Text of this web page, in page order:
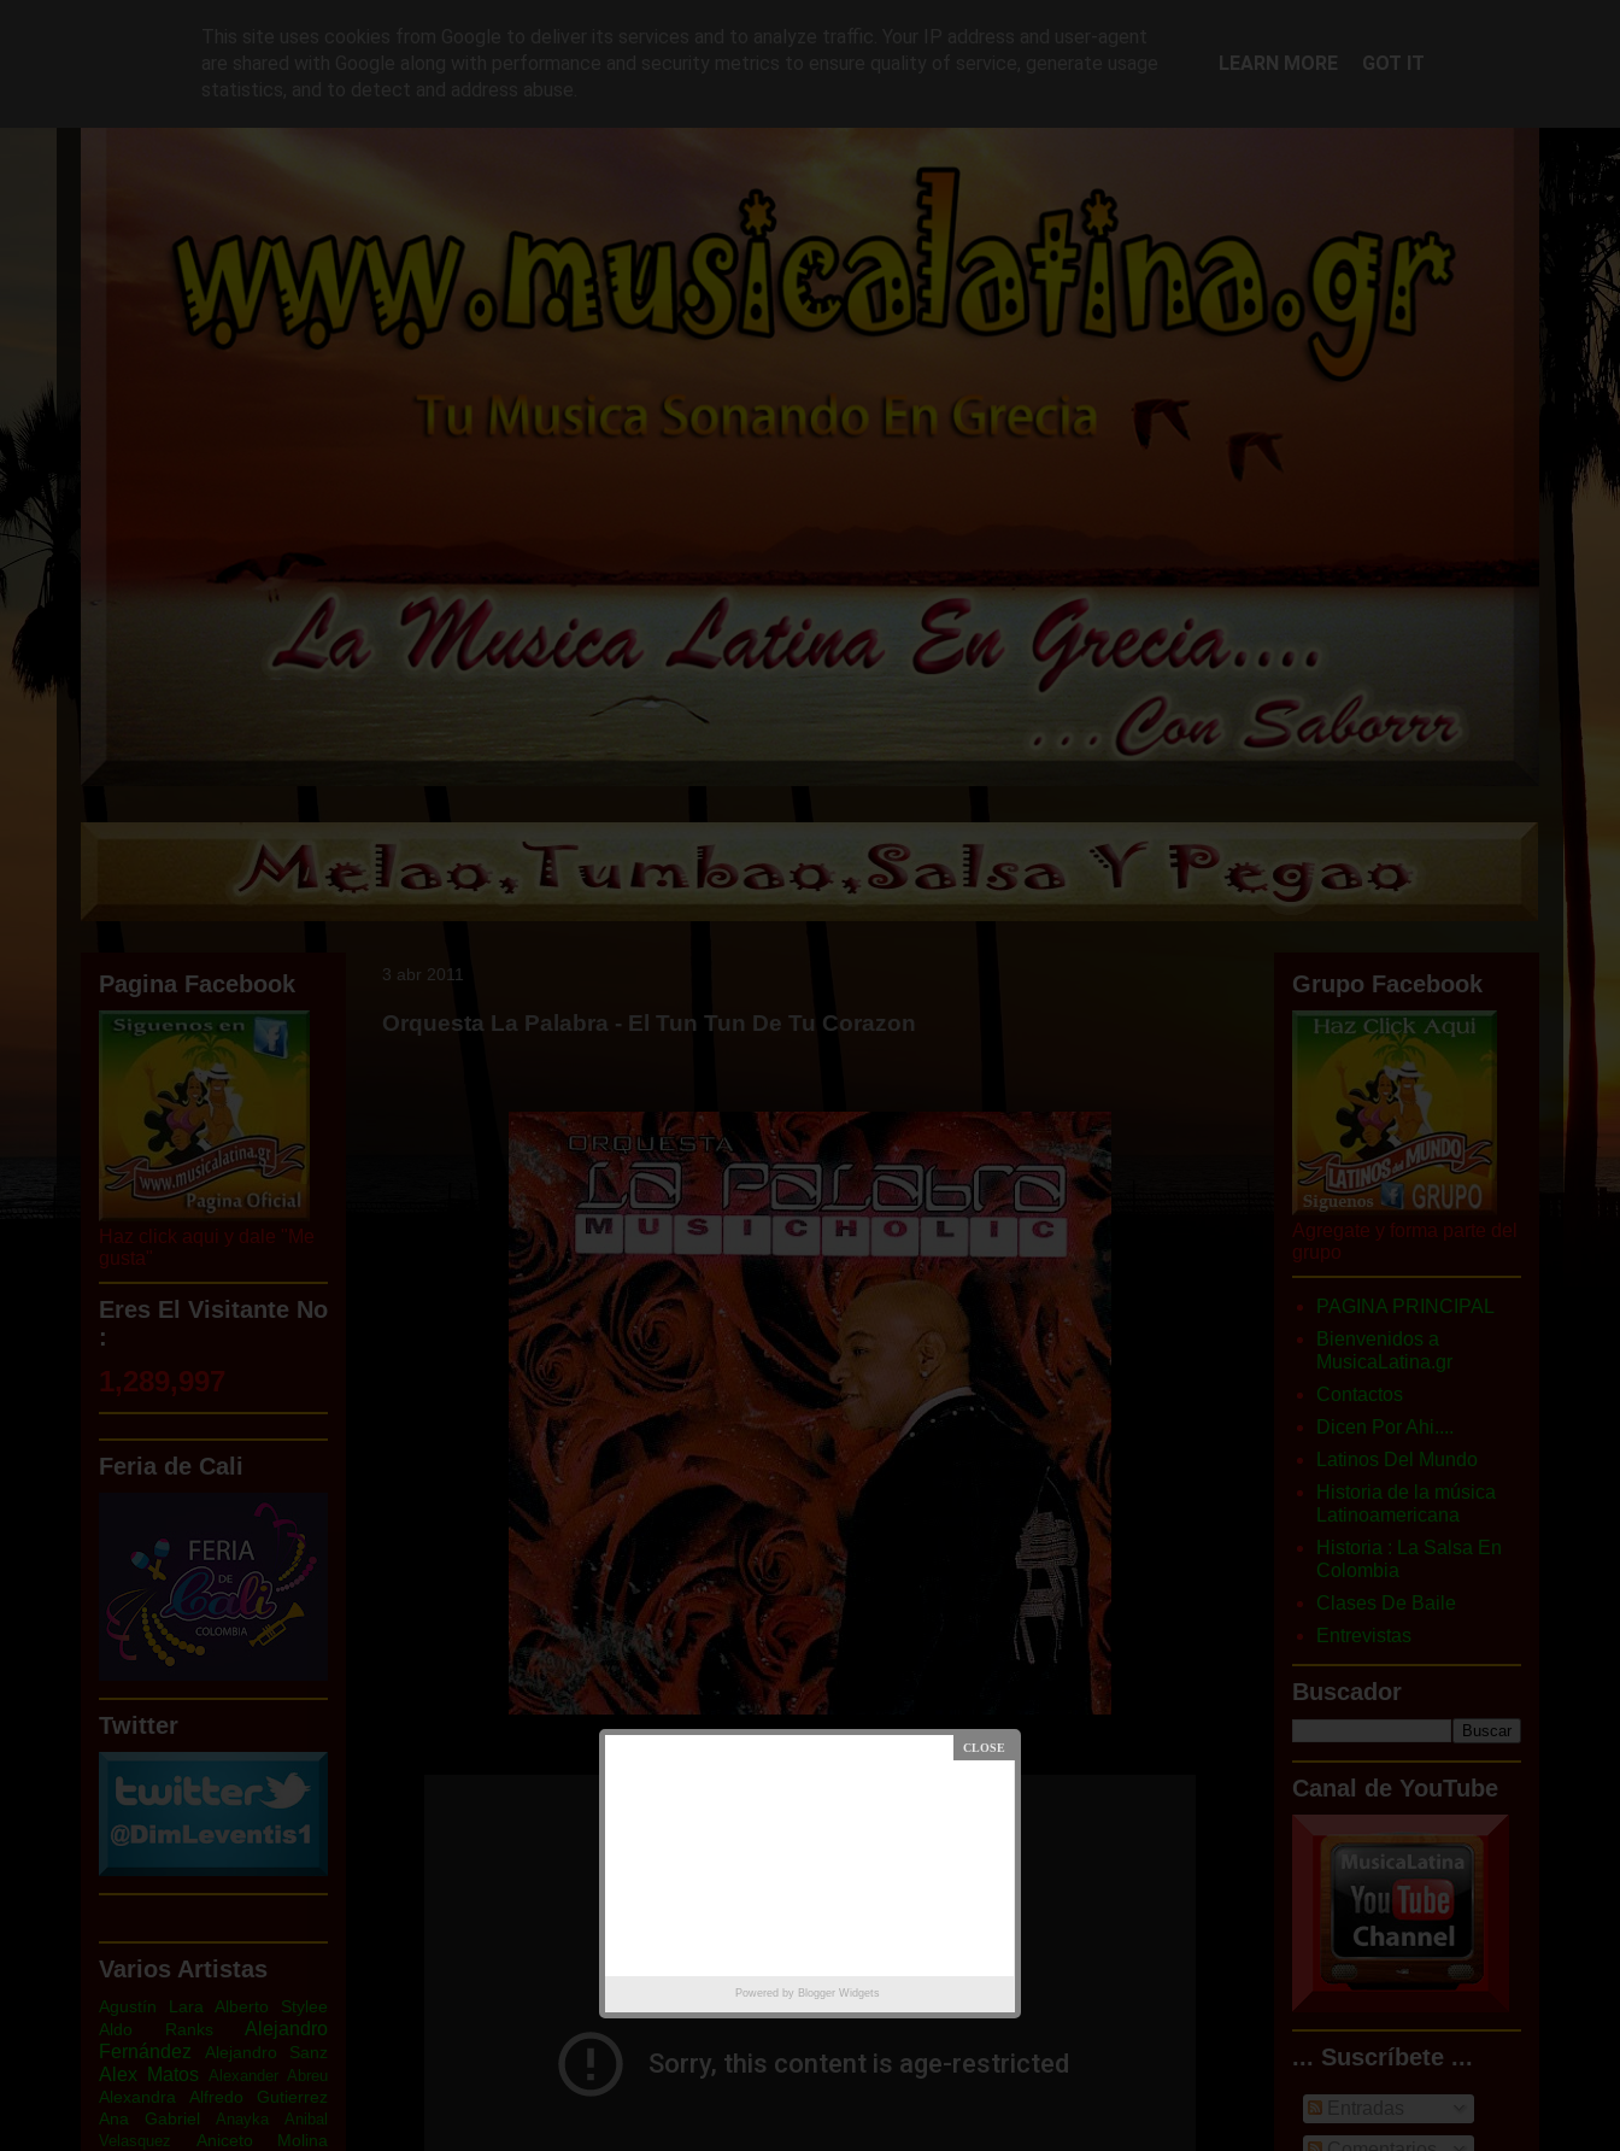
3 abr 2011
Orquesta La Palabra - El Tun Tun De Tu Corazon
Pagina Facebook
Haz click aqui y dale "Me
gusta"
Eres El Visitante No
:
1,289,997
Powered by Blogger Widgets
Feria de Cali
Twitter
Varios Artistas
Agustín Lara
Alberto Stylee
Aldo Ranks
Alejandro
Fernández
Alejandro Sanz
Alex Matos Alexander Abreu
Alexandra
Alfredo Gutierrez
Ana Gabriel
Anayka
Anibal
Velasquez
Aniceto Molina
Grupo Facebook
Agregate y forma parte del
grupo
PAGINA PRINCIPAL
Bienvenidos a
MusicaLatina.gr
Contactos
Dicen Por Ahi....
Latinos Del Mundo
Historia de la música
Latinoamericana
Historia : La Salsa En
Colombia
Clases De Baile
Entrevistas
Buscador
Canal de YouTube
... Suscríbete ...
LEARN MORE GOT IT